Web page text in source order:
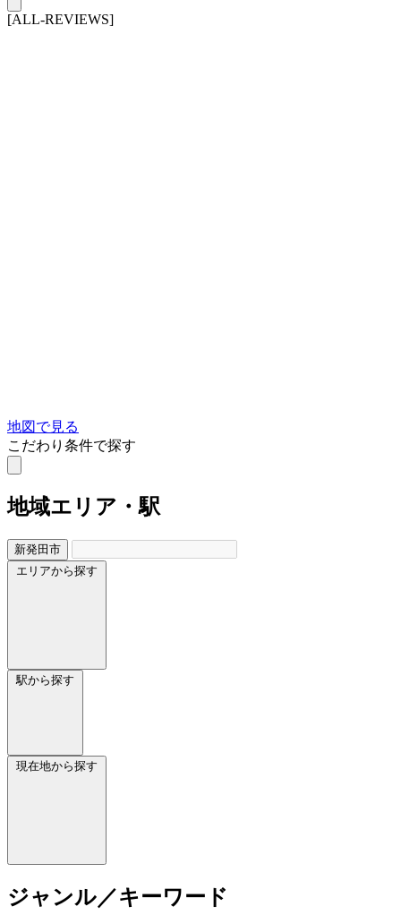
[ALL-REVIEWS]
地図で見る
こだわり条件で探す
地域エリア・駅
新発田市
エリアから探す
駅から探す
現在地から探す
ジャンル／キーワード